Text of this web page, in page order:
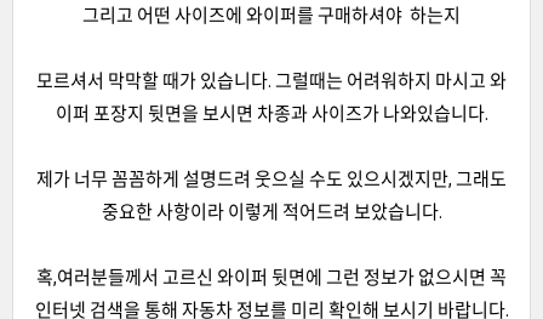
그리고 어떤 사이즈에 와이퍼를 구매하셔야 하는지
모르셔서 막막할 때가 있습니다. 그럴때는 어려워하지 마시고 와
이퍼 포장지 뒷면을 보시면 차종과 사이즈가 나와있습니다.
제가 너무 꼼꼼하게 설명드려 웃으실 수도 있으시겠지만, 그래도
중요한 사항이라 이렇게 적어드려 보았습니다.
혹,여러분들께서 고르신 와이퍼 뒷면에 그런 정보가 없으시면 꼭
인터넷 검색을 통해 자동차 정보를 미리 확인해 보시기 바랍니다.